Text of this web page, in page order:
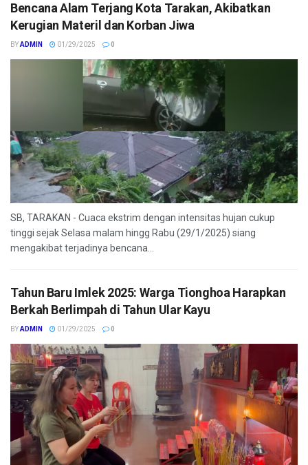
Bencana Alam Terjang Kota Tarakan, Akibatkan
Kerugian Materil dan Korban Jiwa
BYADMIN 01/29/2025 0
SB, TARAKAN - Cuaca ekstrim dengan intensitas hujan cukup
tinggi sejak Selasa malam hingg Rabu (29/1/2025) siang
mengakibat terjadinya bencana...
Tahun Baru Imlek 2025: Warga Tionghoa Harapkan
Berkah Berlimpah di Tahun Ular Kayu
BYADMIN 01/29/2025 0